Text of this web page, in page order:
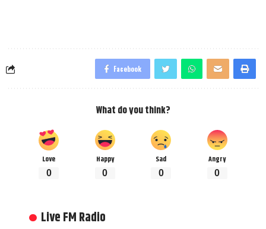
Facebook
What do you think?
Love
0
Happy
0
Sad
0
Angry
0
Live FM Radio